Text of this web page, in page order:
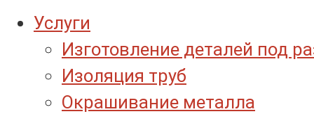
Услуги
Изготовление деталей под
Изоляция труб
Окрашивание металла